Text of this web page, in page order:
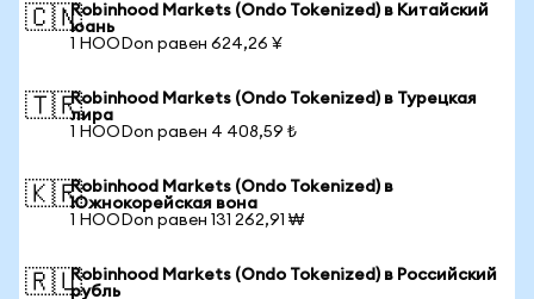
🇨🇳Robinhood Markets (Ondo Tokenized) в Китайский
юань
1 HOODon равен 624,26 ¥
🇹🇷Robinhood Markets (Ondo Tokenized) в Турецкая
лира
1 HOODon равен 4 408,59 ₺
🇰🇷Robinhood Markets (Ondo Tokenized) в
Южнокорейская вона
1 HOODon равен 131 262,91 ₩
🇷🇺Robinhood Markets (Ondo Tokenized) в Российский
рубль